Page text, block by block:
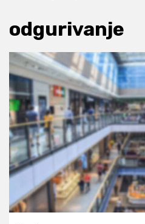
odgurivanje